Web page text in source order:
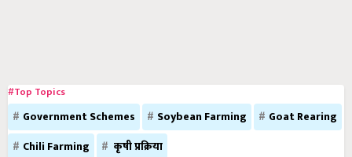
#Top Topics
Government Schemes Soybean Farming
Goat Rearing
Chili Farming
कृषी प्रक्रिया